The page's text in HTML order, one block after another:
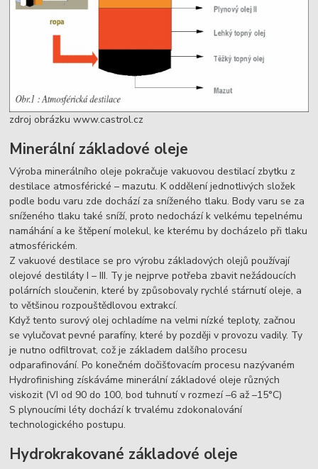
zdroj obrázku www.castrol.cz
Minerální základové oleje
Výroba minerálního oleje pokračuje vakuovou destilací zbytku z
destilace atmosférické – mazutu. K oddělení jednotlivých složek
podle bodu varu zde dochází za sníženého tlaku. Body varu se za
sníženého tlaku také sníží, proto nedochází k velkému tepelnému
namáhání a ke štěpení molekul, ke kterému by docházelo při tlaku
atmosférickém.
Z vakuové destilace se pro výrobu základových olejů používají
olejové destiláty I – III. Ty je nejprve potřeba zbavit nežádoucích
polárních sloučenin, které by způsobovaly rychlé stárnutí oleje, a
to většinou rozpouštědlovou extrakcí.
Když tento surový olej ochladíme na velmi nízké teploty, začnou
se vylučovat pevné parafíny, které by později v provozu vadily. Ty
je nutno odfiltrovat, což je základem dalšího procesu
odparafinování. Po konečném dočišťovacím procesu nazývaném
Hydrofinishing získáváme minerální základové oleje různých
viskozit (VI od 90 do 100, bod tuhnutí v rozmezí –6 až –15°C)
S plynoucími léty dochází k trvalému zdokonalování
technologického postupu.
Hydrokrakované základové oleje